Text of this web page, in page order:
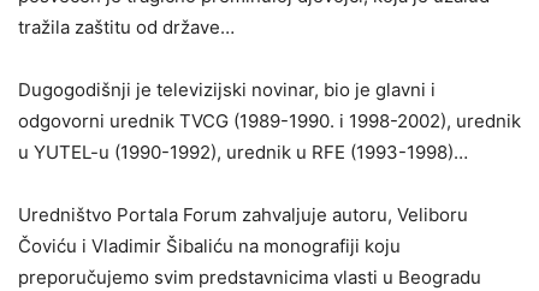
tražila zaštitu od države…
Dugogodišnji je televizijski novinar, bio je glavni i
odgovorni urednik TVCG (1989-1990. i 1998-2002), urednik
u YUTEL-u (1990-1992), urednik u RFE (1993-1998)…
Uredništvo Portala Forum zahvaljuje autoru, Veliboru
Čoviću i Vladimir Šibaliću na monografiji koju
preporučujemo svim predstavnicima vlasti u Beogradu